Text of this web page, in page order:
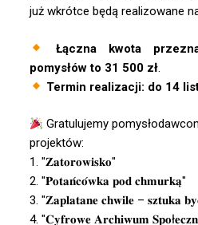
już wkrótce będą realizowane
Łączna kwota
pomysłów to 31 500 zł
Termin realizacji: do 14
Gratulujemy
projektów:
1. "𝐙𝐚𝐭𝐨𝐫𝐨𝐰𝐢𝐬𝐤𝐨"
2. "𝐏𝐨𝐭𝐚𝐧́𝐜𝐨́𝐰𝐤𝐚 𝐩𝐨𝐝 𝐜𝐡𝐦𝐮𝐫𝐤𝐚̨"
3. "𝐙𝐚𝐩𝐥𝐚𝐭𝐚𝐧𝐞 𝐜𝐡𝐰𝐢𝐥𝐞 – 𝐬𝐳𝐭𝐮𝐤𝐚
4. "𝐂𝐲𝐟𝐫𝐨𝐰𝐞 𝐀𝐫𝐜𝐡𝐢𝐰𝐮𝐦